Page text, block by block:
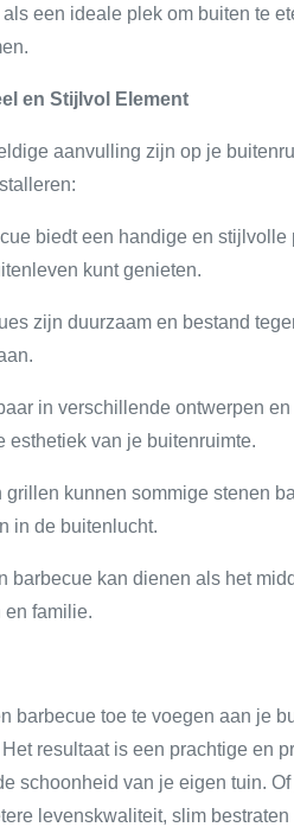
een ideale plek om buiten te
en Stijlvol Element
aanvulling zijn op je
biedt een handige en
kunt genieten.
zijn duurzaam en bestand
in verschillende ontwerpen
esthetiek van je buitenruimte.
grillen kunnen sommige stenen
in de buitenlucht.
barbecue kan dienen als het
familie.
barbecue toe te voegen aan je
resultaat is een prachtige en
schoonheid van je eigen tuin.
levenskwaliteit, slim